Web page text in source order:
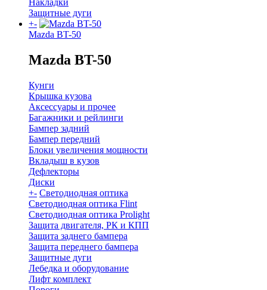
Защитные дуги
+-
Mazda BT-50
Mazda BT-50
Кунги
Крышка кузова
Аксессуары и прочее
Багажники и рейлинги
Бампер задний
Бампер передний
Блоки увеличения мощности
Вкладыш в кузов
Дефлекторы
Диски
+- Светодиодная оптика
Светодиодная оптика Flint
Светодиодная оптика Prolight
Защита двигателя, РК и КПП
Защита заднего бампера
Защита переднего бампера
Защитные дуги
Лебедка и оборудование
Лифт комплект